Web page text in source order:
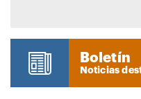
Boletín
Noticias